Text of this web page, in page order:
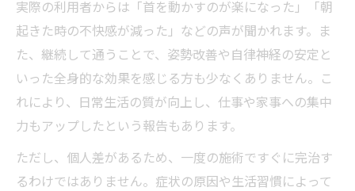
実際の利用者からは「首を動かすのが楽になった」「朝
起きた時の不快感が減った」などの声が聞かれます。ま
た、継続して通うことで、姿勢改善や自律神経の安定と
いった全身的な効果を感じる方も少なくありません。こ
れにより、日常生活の質が向上し、仕事や家事への集中
力もアップしたという報告もあります。
ただし、個人差があるため、一度の施術ですぐに完治す
るわけではありません。症状の原因や生活習慣によって